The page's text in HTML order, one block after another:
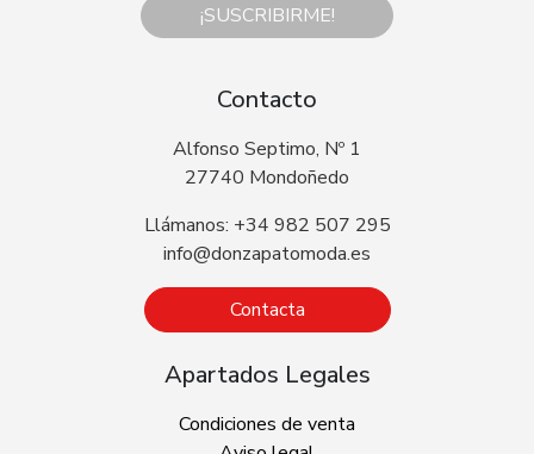
¡SUSCRIBIRME!
Contacto
Alfonso Septimo, Nº 1
27740 Mondoñedo
Llámanos: +34 982 507 295
info@donzapatomoda.es
Contacta
Apartados Legales
Condiciones de venta